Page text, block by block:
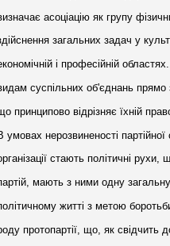
асоціацію як групу
загальних задач у
і професійній
суспільних об'єднань прямо
принципово відрізняє їхній
умовах нерозвиненості
стають політичні
мають з ними одну
житті з метою
протопартії, що, як свідчить